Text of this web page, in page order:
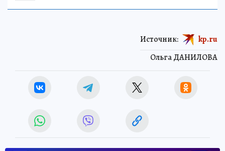
Ольга ДАНИЛОВА
Источник: kp.ru